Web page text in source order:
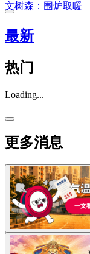
文树森：围炉取暖
最新
热门
Loading...
更多消息